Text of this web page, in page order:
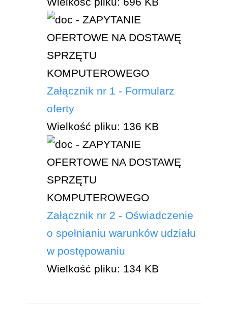
Załącznik nr 1 - Formularz
oferty
Wielkość pliku: 136 KB
Załącznik nr 2 - Oświadczenie
o spełnianiu warunków udziału
w postępowaniu
Wielkość pliku: 134 KB